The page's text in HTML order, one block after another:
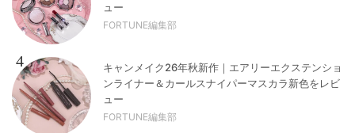
ュー
FORTUNE編集部
4
キャンメイク26年秋新作｜エアリーエクステンショ
ンライナー＆カールスナイパーマスカラ新色をレビ
ュー
FORTUNE編集部